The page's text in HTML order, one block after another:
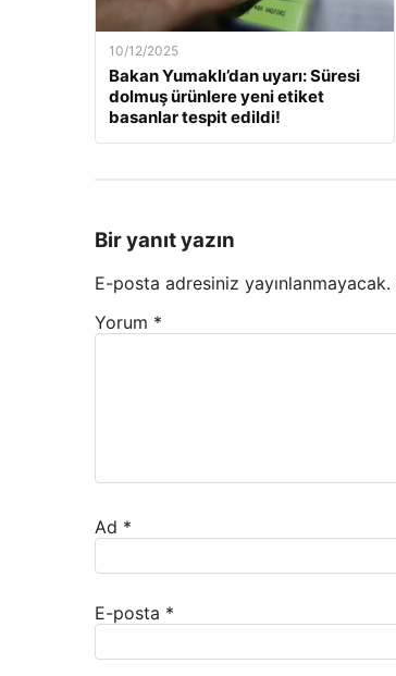
10/12/2025
Bakan Yumaklı’dan uyarı: Süresi
dolmuş ürünlere yeni etiket
basanlar tespit edildi!
Bir yanıt yazın
E-posta adresiniz yayınlanmayacak.
Yorum *
Ad *
E-posta *